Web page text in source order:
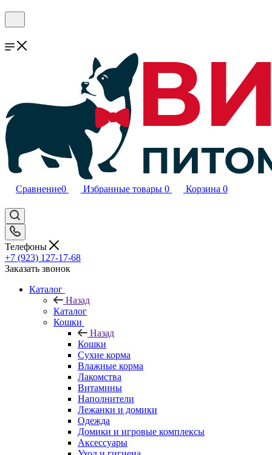
Сравнение0 Избранные товары 0 Корзина 0
Телефоны
+7 (923) 127-17-68
Заказать звонок
Каталог
Назад
Каталог
Кошки
Назад
Кошки
Сухие корма
Влажные корма
Лакомства
Витамины
Наполнители
Лежанки и домики
Одежда
Домики и игровые комплексы
Аксессуары